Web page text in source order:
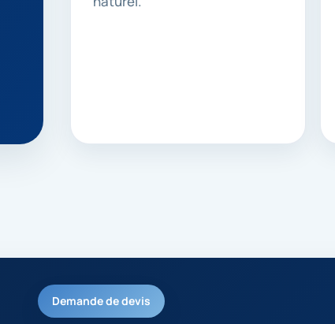
Demande de devis